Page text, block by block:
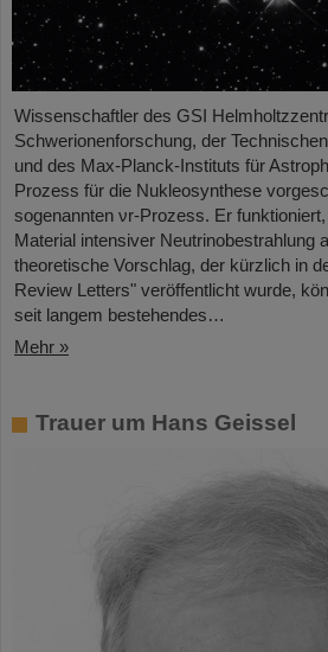
Wissenschaftler des GSI
Schwerionenforschung, der
und des Max-Planck-Instituts für
Prozess für die Nukleosynthese
sogenannten νr-Prozess. Er
Material intensiver Neutrinobestrahlung
theoretische Vorschlag, der kürzlich in
Review Letters" veröffentlicht wurde,
seit langem bestehendes…
Mehr »
Trauer um Hans Geissel